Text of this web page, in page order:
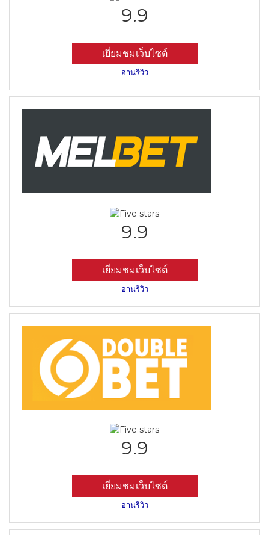
9.9
เยี่ยมชมเว็บไซต์
อ่านรีวิว
9.9
เยี่ยมชมเว็บไซต์
อ่านรีวิว
9.9
เยี่ยมชมเว็บไซต์
อ่านรีวิว